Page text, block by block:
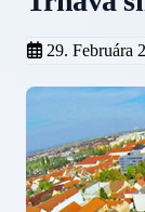
29. Februára